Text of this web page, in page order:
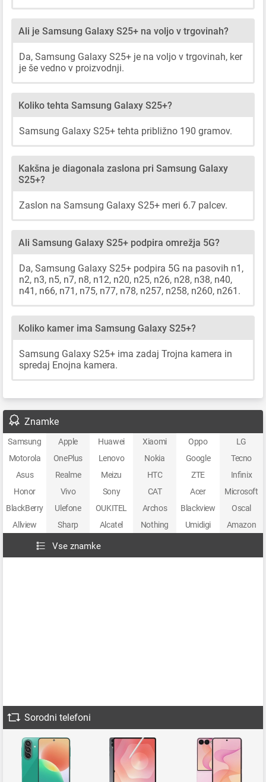
Ali je Samsung Galaxy S25+ na voljo v trgovinah?
Da, Samsung Galaxy S25+ je na voljo v trgovinah, ker
je še vedno v proizvodnji.
Koliko tehta Samsung Galaxy S25+?
Samsung Galaxy S25+ tehta približno 190 gramov.
Kakšna je diagonala zaslona pri Samsung Galaxy
S25+?
Zaslon na Samsung Galaxy S25+ meri 6.7 palcev.
Ali Samsung Galaxy S25+ podpira omrežja 5G?
Da, Samsung Galaxy S25+ podpira 5G na pasovih n1,
n2, n3, n5, n7, n8, n12, n20, n25, n26, n28, n38, n40,
n41, n66, n71, n75, n77, n78, n257, n258, n260, n261.
Koliko kamer ima Samsung Galaxy S25+?
Samsung Galaxy S25+ ima zadaj Trojna kamera in
spredaj Enojna kamera.
Znamke
Samsung Apple Huawei Xiaomi Oppo
LG
Motorola
OnePlus Lenovo Nokia Google
Tecno
Asus
Realme Meizu HTC ZTE
Infinix
Honor
Vivo Sony CAT Acer
Microsoft
BlackBerry
Ulefone OUKITEL Archos Blackview
Oscal
Allview
Sharp Alcatel Nothing Umidigi Amazon
Vse znamke
Sorodni telefoni